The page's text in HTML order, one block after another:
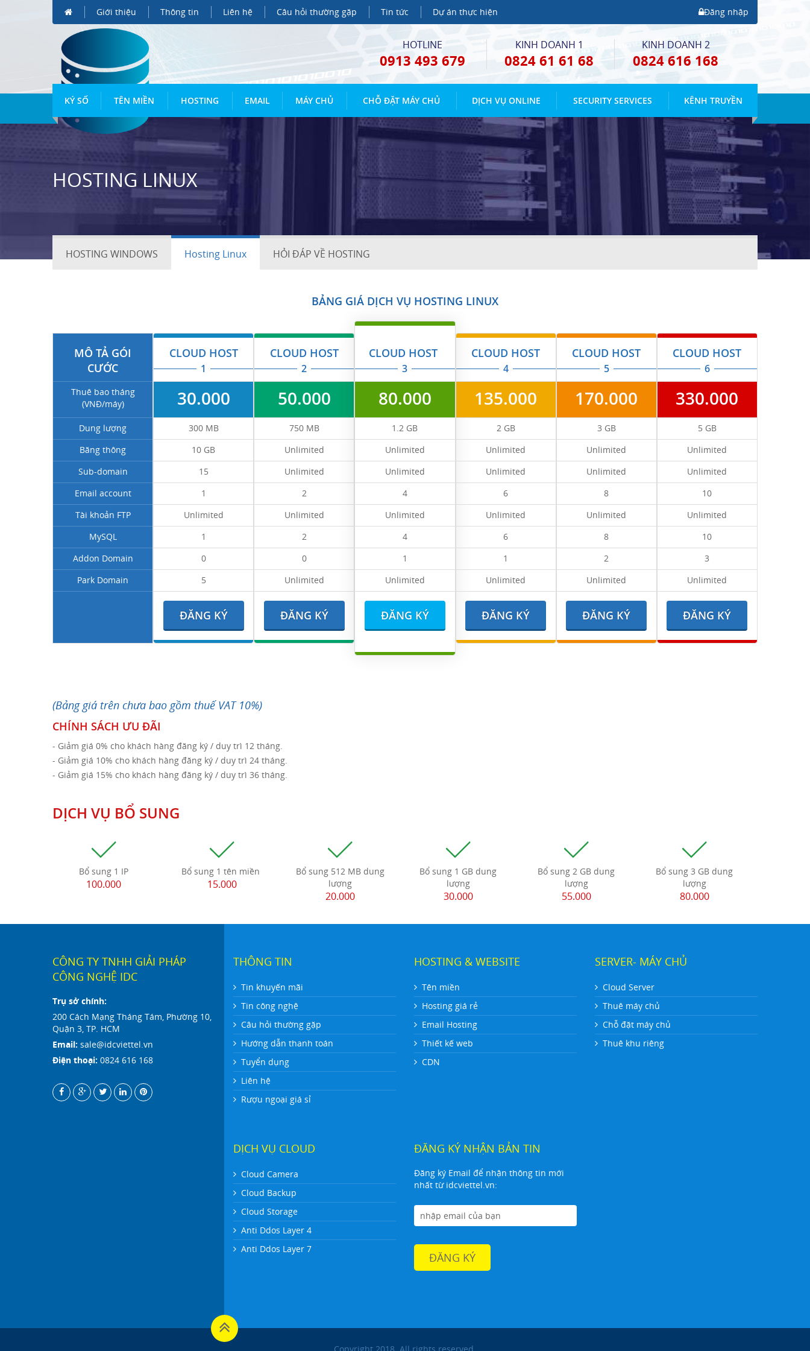
Giới thiệu Thông tin Liên hệ Câu hỏi thường gặp Tin tức Dự án thực hiện Đăng nhập
HOTLINE
0913 493 679
KINH DOANH 1
0824 61 61 68
KINH DOANH 2
0824 616 168
KÝ SỐ TÊN MIỀN HOSTING EMAIL MÁY CHỦ CHỖ ĐẶT MÁY CHỦ DỊCH VỤ ONLINE SECURITY SERVICES KÊNH TRUYỀN
HOSTING LINUX
HOSTING WINDOWS Hosting Linux HỎI ĐÁP VỀ HOSTING
BẢNG GIÁ DỊCH VỤ HOSTING LINUX
MÔ TẢ GÓI
CƯỚC
Thuê bao tháng
(VNĐ/máy)
Dung lượng
Băng thông
Sub-domain
Email account
Tài khoản FTP
MySQL
Addon Domain
Park Domain
CLOUD HOST
1
30.000
300 MB
10 GB
15
1
Unlimited
1
0
5
ĐĂNG KÝ
CLOUD HOST
2
50.000
750 MB
Unlimited
Unlimited
2
Unlimited
2
0
Unlimited
ĐĂNG KÝ
CLOUD HOST
3
80.000
1.2 GB
Unlimited
Unlimited
4
Unlimited
4
1
Unlimited
ĐĂNG KÝ
CLOUD HOST
4
135.000
2 GB
Unlimited
Unlimited
6
Unlimited
6
1
Unlimited
ĐĂNG KÝ
CLOUD HOST
5
170.000
3 GB
Unlimited
Unlimited
8
Unlimited
8
2
Unlimited
ĐĂNG KÝ
CLOUD HOST
6
330.000
5 GB
Unlimited
Unlimited
10
Unlimited
10
3
Unlimited
ĐĂNG KÝ
(Bảng giá trên chưa bao gồm thuế VAT 10%)
CHÍNH SÁCH ƯU ĐÃI
- Giảm giá 0% cho khách hàng đăng ký / duy trì 12 tháng.
- Giảm giá 10% cho khách hàng đăng ký / duy trì 24 tháng.
- Giảm giá 15% cho khách hàng đăng ký / duy trì 36 tháng.
DỊCH VỤ BỔ SUNG
Bổ sung 1 IP
100.000
Bổ sung 1 tên miền
15.000
Bổ sung 512 MB dung
lượng
20.000
Bổ sung 1 GB dung
lượng
30.000
Bổ sung 2 GB dung
lượng
55.000
Bổ sung 3 GB dung
lượng
80.000
THÔNG TIN
Tin khuyến mãi
Tin công nghệ
Câu hỏi thường gặp
Hướng dẫn thanh toán
Tuyển dụng
Liên hệ
Rượu ngoại giá sỉ
HOSTING & WEBSITE
Tên miền
Hosting giá rẻ
Email Hosting
Thiết kế web
CDN
SERVER- MÁY CHỦ
Cloud Server
Thuê máy chủ
Chỗ đặt máy chủ
Thuê khu riêng
DỊCH VỤ CLOUD
Cloud Camera
Cloud Backup
Cloud Storage
Anti Ddos Layer 4
Anti Ddos Layer 7
ĐĂNG KÝ NHẬN BẢN TIN
Đăng ký Email để nhận thông tin mới
nhất từ idcviettel.vn:
CÔNG TY TNHH GIẢI PHÁP
CÔNG NGHỆ IDC
Trụ sở chính:
200 Cách Mạng Tháng Tám, Phường 10,
Quận 3, TP. HCM
Email: sale@idcviettel.vn
Điện thoại: 0824 616 168